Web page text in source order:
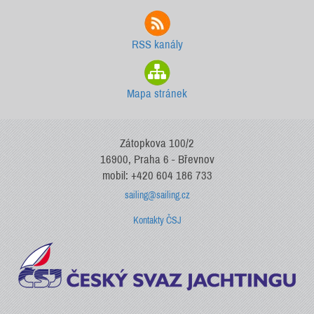
RSS kanály
Mapa stránek
Zátopkova 100/2
16900, Praha 6 - Břevnov
mobil: +420 604 186 733
sailing@sailing.cz
Kontakty ČSJ